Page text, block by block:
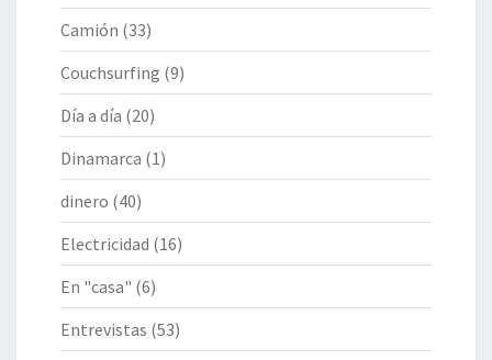
Camión (33)
Couchsurfing (9)
Día a día (20)
Dinamarca (1)
dinero (40)
Electricidad (16)
En "casa" (6)
Entrevistas (53)